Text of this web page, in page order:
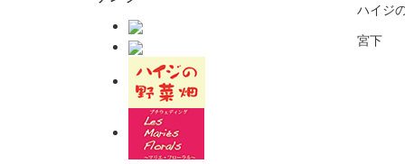
ハイジ
宮下